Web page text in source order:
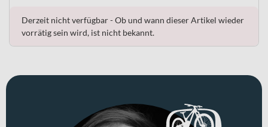
Derzeit nicht verfügbar - Ob und wann dieser Artikel wieder
vorrätig sein wird, ist nicht bekannt.